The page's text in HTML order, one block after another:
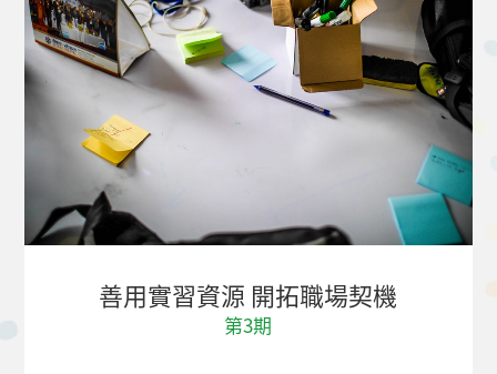
善用實習資源 開拓職場契機
第3期